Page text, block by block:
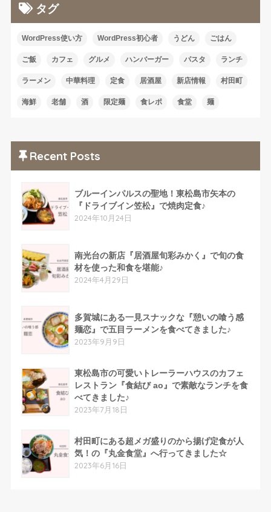
タグ
WordPress使い方 WordPress初心者 うどん ごはん
ご飯 カフェ グルメ ハンバーガー パスタ ランチ
ラーメン 中華料理 定食 居酒屋 新店情報 村田町
海鮮 老舗 酒 限定麺 食レポ 食堂 麺
Recent Posts
ブルーインパルスの聖地！東松島市矢本の
『ドライブイン笠松』で焼肉定食♪
2024年10月24日
南光台の新店『居酒屋旬彩みかく』で旬の食
材を使った和食を堪能♪
2024年4月29日
多賀城にある一見スナックな『憩いの喰う感
麺恋』で五目ラーメンを食べてきました♪
2023年9月9日
東松島市の可愛いトレーラーハウスのカフェ
レストラン『食結び ao』で素敵なランチを食
べてきました♪
2023年7月18日
村田町にある超メガ盛りのから揚げ定食が人
気！の『丸金食堂』へ行ってきました☆
2023年6月16日